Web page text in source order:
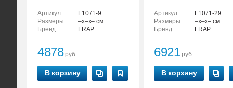
Артикул:
F1071-9
Размеры:
–x–x– см.
Бренд:
FRAP
4878 руб.
В корзину
Артикул:
F1071-29
Размеры:
–x–x– см.
Бренд:
FRAP
6921 руб.
В корзину